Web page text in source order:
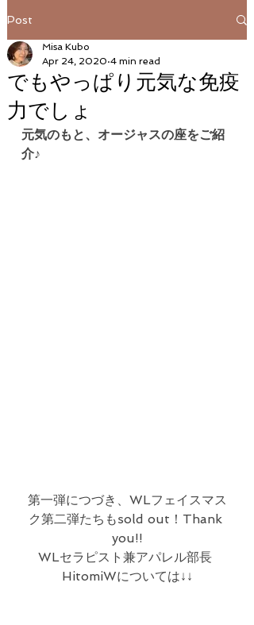
Post
でもやっぱり元気な免疫
力でしょ
Misa Kubo
Apr 24, 2020 4 min read
元気のもと、オージャスの座をご紹
介♪
第一弾につづき、WLフェイスマス
ク第二弾たちもsold out！Thank
you!!
WLセラピスト兼アパレル部長
HitomiWについては↓↓